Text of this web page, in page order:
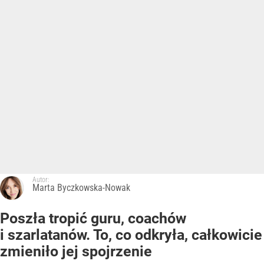
Autor:
Marta Byczkowska-Nowak
Poszła tropić guru, coachów
i szarlatanów. To, co odkryła, całkowicie
zmieniło jej spojrzenie